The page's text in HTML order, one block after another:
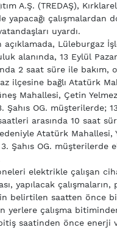
A.Ş. (TREDAŞ),
yapacağı çalışmalardan
uyardı.
açıklamada, Lüleburgaz
alanında, 13 Eylül
2 saat süre ile bakım,
ilçesine bağlı Atatürk
Mahallesi, Çetin
Şahıs OG. müşterilerde;
arasında 10 saat
Atatürk Mahallesi,
Şahıs OG. müşterilerde
elektrikle çalışan
yapılacak çalışmaların,
belirtilen saatten önce
yerlere çalışma
saatinden önce enerji